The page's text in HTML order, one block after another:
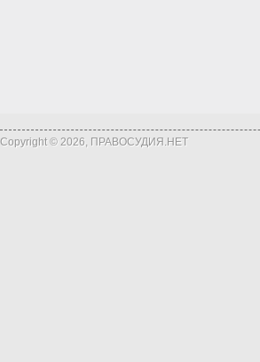
Copyright © 2026, ПРАВОСУДИЯ.НЕТ